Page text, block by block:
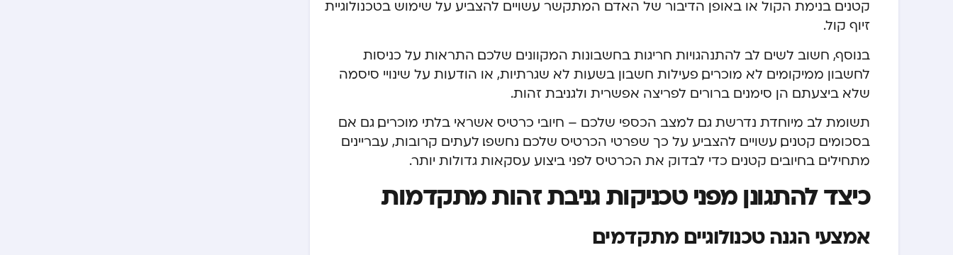
קטנים בנימת הקול או באופן הדיבור של האדם המתקשר עשויים להצביע על שימוש בטכנולוגיית
זיוף קול.
בנוסף, חשוב לשים לב להתנהגויות חריגות בחשבונות המקוונים שלכם. התראות על כניסות
לחשבון ממיקומים לא מוכרים, פעילות חשבון בשעות לא שגרתיות, או הודעות על שינויי סיסמה
שלא ביצעתם הן סימנים ברורים לפריצה אפשרית ולגניבת זהות.
תשומת לב מיוחדת נדרשת גם למצב הכספי שלכם – חיובי כרטיס אשראי בלתי מוכרים, גם אם
בסכומים קטנים, עשויים להצביע על כך שפרטי הכרטיס שלכם נחשפו. לעתים קרובות, עבריינים
מתחילים בחיובים קטנים כדי לבדוק את הכרטיס לפני ביצוע עסקאות גדולות יותר.
כיצד להתגונן מפני טכניקות גניבת זהות מתקדמות
אמצעי הגנה טכנולוגיים מתקדמים